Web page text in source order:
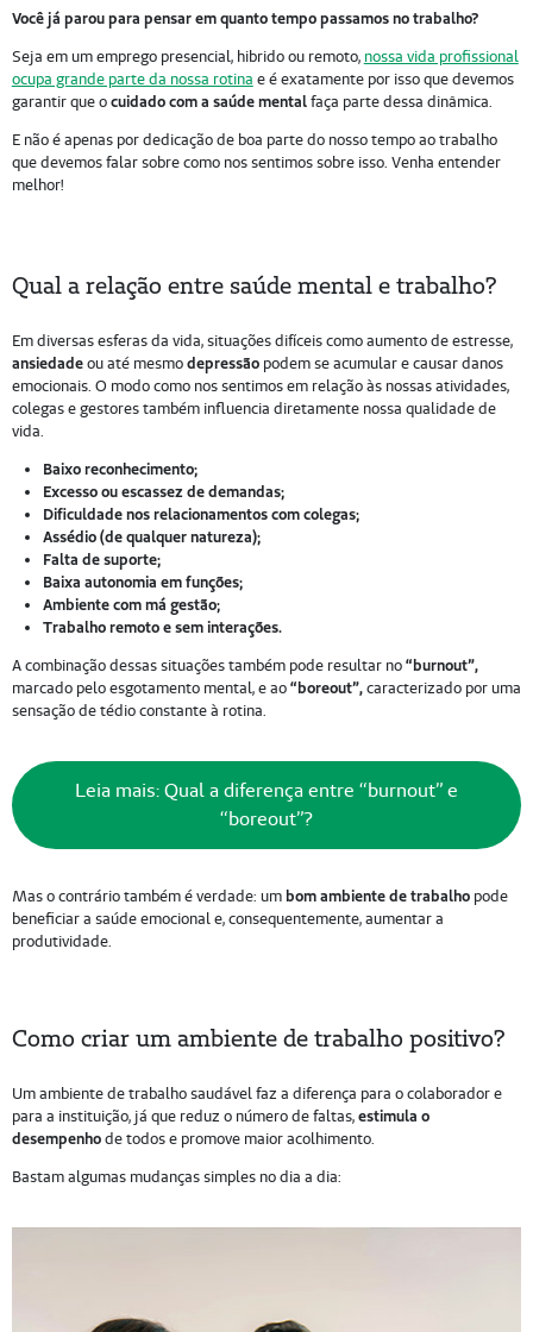
Você já parou para pensar em quanto tempo passamos no trabalho?
Seja em um emprego presencial, hibrido ou remoto, nossa vida profissional
ocupa grande parte da nossa rotina e é exatamente por isso que devemos
garantir que ocuidado com a saúde mentalfaça parte dessa dinâmica.
E não é apenas por dedicação de boa parte do nosso tempo ao trabalho
que devemos falar sobre como nos sentimos sobre isso. Venha entender
melhor!
Qual a relação entre saúde mental e trabalho?
Em diversas esferas da vida, situações difíceis como aumento de estresse,
ansiedadeou até mesmodepressãopodem se acumular e causar danos
emocionais. O modo como nos sentimos em relação às nossas atividades,
colegas e gestores também influencia diretamente nossa qualidade de
vida.
Baixo reconhecimento;
Excesso ou escassez de demandas;
Dificuldade nos relacionamentos com colegas;
Assédio (de qualquer natureza);
Falta de suporte;
Baixa autonomia em funções;
Ambiente com má gestão;
Trabalho remoto e sem interações.
A combinação dessas situações também pode resultar no“burnout”,
marcado pelo esgotamento mental, e ao“boreout”,caracterizado por uma
sensação de tédio constante à rotina.
Leia mais: Qual a diferença entre “burnout” e
“boreout”?
Mas o contrário também é verdade: umbom ambiente de trabalhopode
beneficiar a saúde emocional e, consequentemente, aumentar a
produtividade.
Como criar um ambiente de trabalho positivo?
Um ambiente de trabalho saudável faz a diferença para o colaborador e
para a instituição, já que reduz o número de faltas,estimula o
desempenhode todos e promove maior acolhimento.
Bastam algumas mudanças simples no dia a dia: